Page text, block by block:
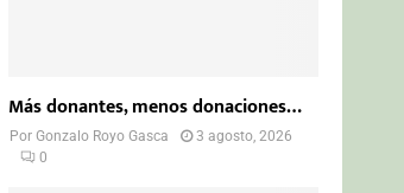
Más donantes, menos donaciones…
PorGonzalo Royo Gasca
3 agosto, 2026
0